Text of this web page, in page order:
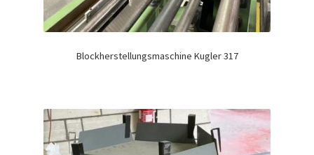
Blockherstellungsmaschine Kugler 317